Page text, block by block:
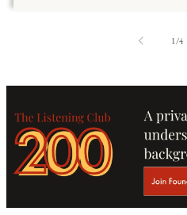
1/第
4